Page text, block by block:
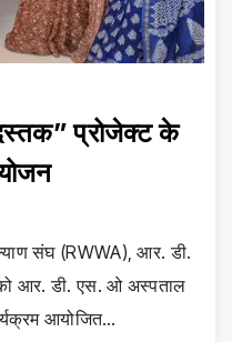
प्रोजेक्ट के
संघ (RWWA), आर. डी.
आर. डी. एस. ओ अस्पताल
आयोजित…